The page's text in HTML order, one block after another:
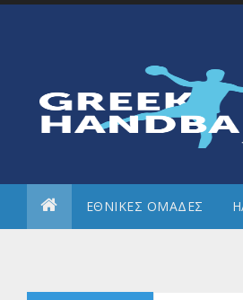
ΕΘΝΙΚΕΣ ΟΜΑΔΕΣ